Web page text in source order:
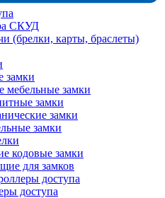
СКУД
(брелки, карты, браслеты)
замки
мебельные замки
замки
замки
замки
кодовые замки
для замков
доступа
доступа